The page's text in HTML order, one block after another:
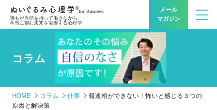
誰もが自信を持って働きながら、
本当に望む未来を実現する心理学
メール
マガジン
コラム
HOME コラム 仕事
報連相ができない！怖いと感じる３つの
原因と解決策